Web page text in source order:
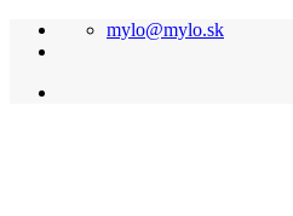
Skip
mylo@mylo.sk